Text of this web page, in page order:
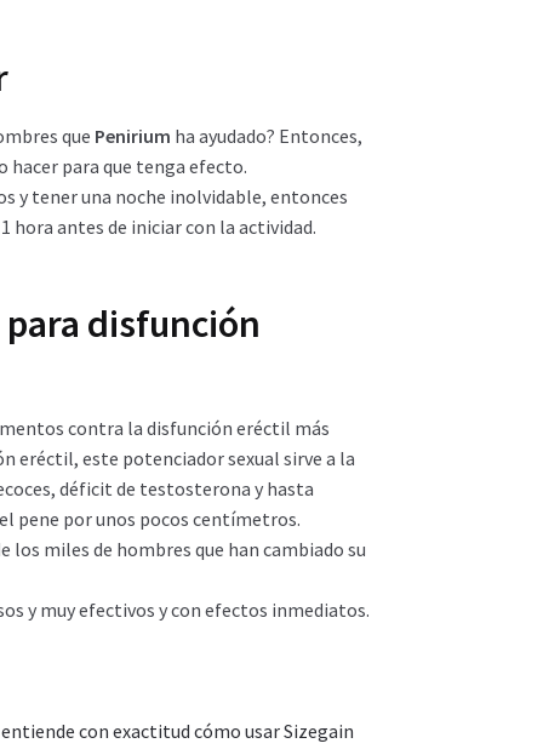
que Penirium ha ayudado? Entonces,
hacer para que tenga efecto.
y tener una noche inolvidable, entonces
antes de iniciar con la actividad.
disfunción
contra la disfunción eréctil más
eréctil, este potenciador sexual sirve a la
déficit de testosterona y hasta
pene por unos pocos centímetros.
los miles de hombres que han cambiado su
y muy efectivos y con efectos inmediatos.
con exactitud cómo usar Sizegain